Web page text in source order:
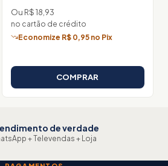
Ou R$ 18,93
no cartão de crédito
Economize R$ 0,95 no Pix
COMPRAR
de verdade
+ Televendas + Loja